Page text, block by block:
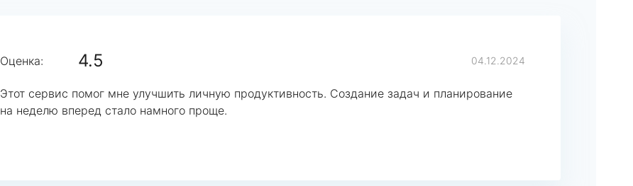
Оценка: 4.5 04.12.2024
Этот сервис помог мне улучшить личную продуктивность. Создание задач и планирование
на неделю вперед стало намного проще.